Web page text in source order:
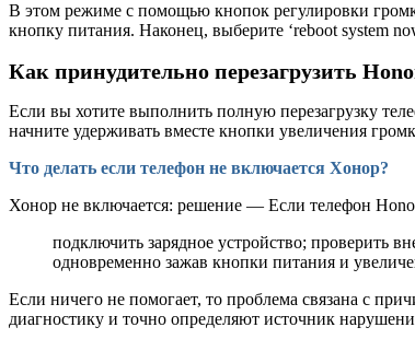
В этом режиме с помощью кнопок регулировки
кнопку питания. Наконец, выберите ‘reboot system
Как принудительно перезагрузить
Если вы хотите выполнить полную перезагрузку
начните удерживать вместе кнопки увеличения
Что делать если телефон не включается Хонор?
Хонор не включается: решение — Если телефон
подключить зарядное устройство; проверить
одновременно зажав кнопки питания и
Если ничего не помогает, то проблема связана с
диагностику и точно определяют источник